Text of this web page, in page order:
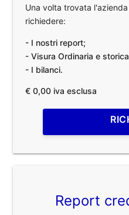
Una volta trovata
richiedere:
- I nostri report;
- Visura Ordinaria e
- I bilanci.
€ 0,00 iva esclusa
Report